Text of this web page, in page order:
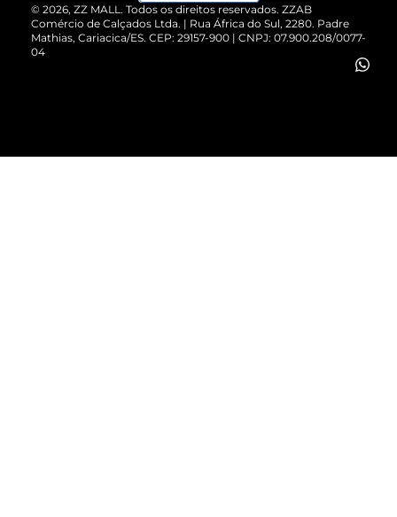
Cartão Presente
Vendas Corporativas
© 2026, ZZ MALL. Todos os direitos reservados. ZZAB
Comércio de Calçados Ltda. | Rua África do Sul, 2280. Padre
Mathias, Cariacica/ES. CEP: 29157-900 | CNPJ: 07.900.208/0077-
04